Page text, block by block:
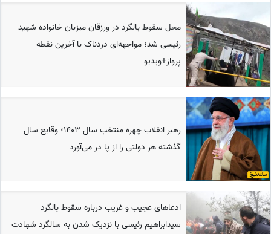
محل سقوط بالگرد در ورزقان میزبان خانواده شهید
رئیسی شد؛ مواجهه‌ای دردناک با آخرین نقطه
پرواز+ویدیو
رهبر انقلاب چهره منتخب سال 1403؛ وقایع سال
گذشته هر دولتی را از پا در می‌آورد
ادعاهای عجیب و غریب درباره سقوط بالگرد
سیدابراهیم رئیسی با نزدیک شدن به سالگرد شهادت